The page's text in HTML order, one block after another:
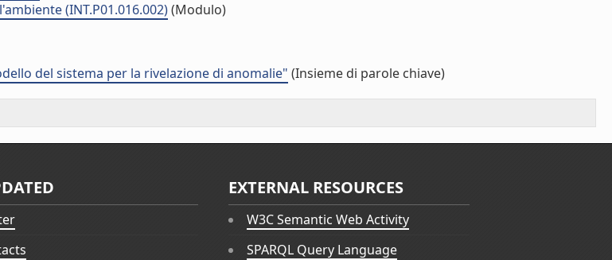
(INT.P01.016.002)(Modulo)
del sistema per la rivelazione di anomalie" (Insieme di parole chiave)
EXTERNAL RESOURCES
W3C Semantic Web Activity
SPARQL Query Language